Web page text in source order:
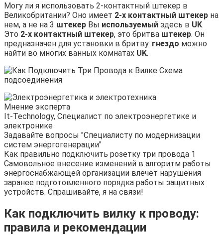
Могу ли я использовать 2-контактный штекер в
Великобритании? Оно имеет 2-х контактный штекер на
нем, а не на 3 штекер Вы используемый здесь в UK.
Это 2-х контактный штекер, это бритва штекер. Он
предназначен для установки в бритву. гнездо можно
найти во многих ванных комнатах UK.
Мнение эксперта
It-Technology, Cпециалист по электроэнергетике и
электронике
Задавайте вопросы "Специалисту по модернизации
систем энергогенерации"
Как правильно подключить розетку три провода 1
Самовольное внесение изменений в алгоритм работы
энергоснабжающей организации влечет нарушения
заранее подготовленного порядка работы защитных
устройств. Спрашивайте, я на связи!
Как подключить вилку к проводу:
правила и рекомендации